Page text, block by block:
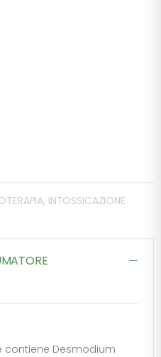
INTOSSICAZIONE
contiene Desmodium